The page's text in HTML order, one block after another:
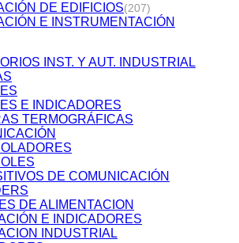
DE EDIFICIOS(207)
E INSTRUMENTACIÓN
INST. Y AUT. INDUSTRIAL
E INDICADORES
TERMOGRÁFICAS
DE COMUNICACIÓN
DE ALIMENTACION
E INDICADORES
INDUSTRIAL